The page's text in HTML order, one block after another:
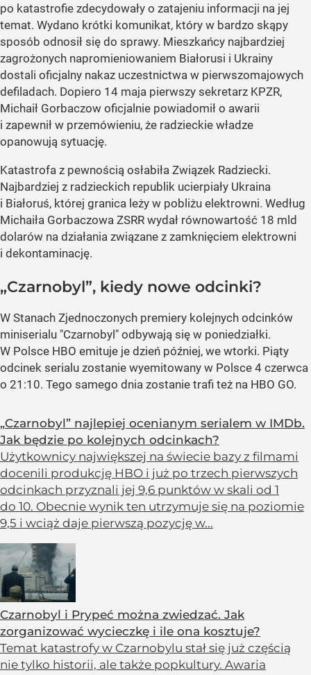
po katastrofie zdecydowały o zatajeniu informacji na jej
temat. Wydano krótki komunikat, który w bardzo skąpy
sposób odnosił się do sprawy. Mieszkańcy najbardziej
zagrożonych napromieniowaniem Białorusi i Ukrainy
dostali oficjalny nakaz uczestnictwa w pierwszomajowych
defiladach. Dopiero 14 maja pierwszy sekretarz KPZR,
Michaił Gorbaczow oficjalnie powiadomił o awarii
i zapewnił w przemówieniu, że radzieckie władze
opanowują sytuację.
Katastrofa z pewnością osłabiła Związek Radziecki.
Najbardziej z radzieckich republik ucierpiały Ukraina
i Białoruś, której granica leży w pobliżu elektrowni. Według
Michaiła Gorbaczowa ZSRR wydał równowartość 18 mld
dolarów na działania związane z zamknięciem elektrowni
i dekontaminację.
„Czarnobyl”, kiedy nowe odcinki?
W Stanach Zjednoczonych premiery kolejnych odcinków
miniserialu "Czarnobyl" odbywają się w poniedziałki.
W Polsce HBO emituje je dzień później, we wtorki. Piąty
odcinek serialu zostanie wyemitowany w Polsce 4 czerwca
o 21:10. Tego samego dnia zostanie trafi też na HBO GO.
„Czarnobyl” najlepiej ocenianym serialem w IMDb.
Jak będzie po kolejnych odcinkach?
Użytkownicy największej na świecie bazy z filmami
docenili produkcję HBO i już po trzech pierwszych
odcinkach przyznali jej 9,6 punktów w skali od 1
do 10. Obecnie wynik ten utrzymuje się na poziomie
9,5 i wciąż daje pierwszą pozycję w...
Czarnobyl i Prypeć można zwiedzać. Jak
zorganizować wycieczkę i ile ona kosztuje?
Temat katastrofy w Czarnobylu stał się już częścią
nie tylko historii, ale także popkultury. Awaria